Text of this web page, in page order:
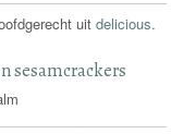
uitdelicious.
sesamcrackers